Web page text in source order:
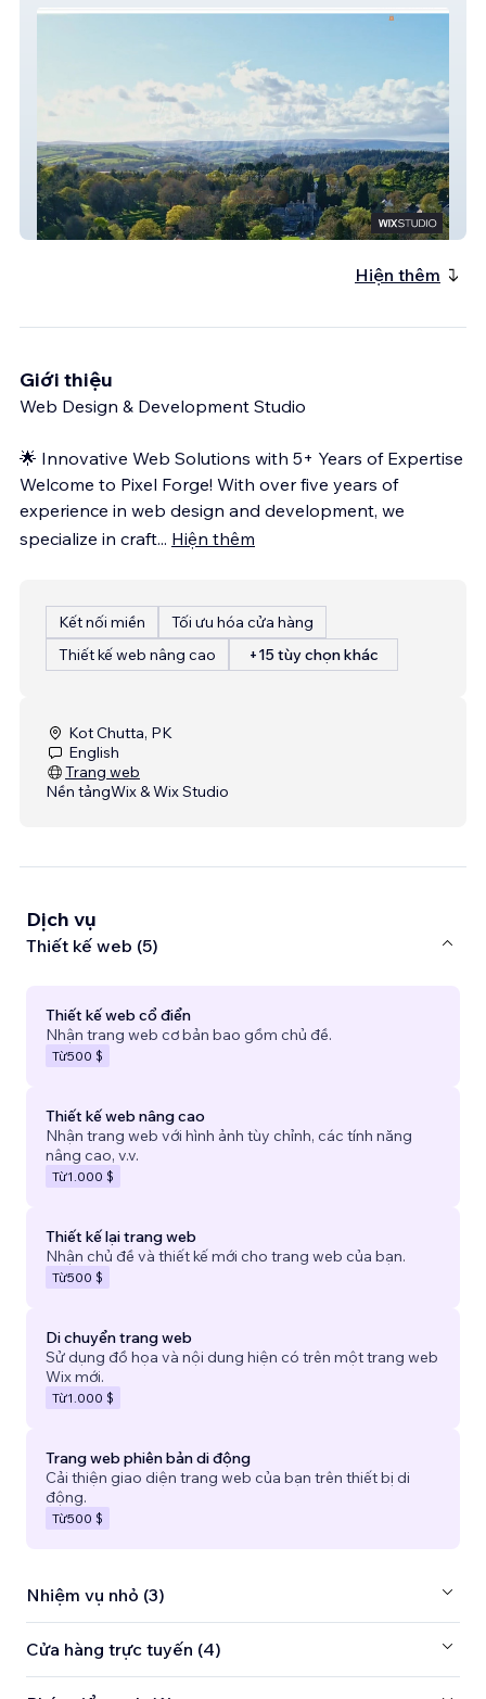
A Lovely Place
Hiện thêm
Giới thiệu
Web Design & Development Studio
🌟 Innovative Web Solutions with 5+ Years of Expertise
Welcome to Pixel Forge! With over five years of
experience in web design and development, we
specialize in craft... Hiện thêm
Kết nối miền
Tối ưu hóa cửa hàng
Thiết kế web nâng cao
+15 tùy chọn khác
Kot Chutta, PK
English
Trang web
Nền tảngWix & Wix Studio
Dịch vụ
Thiết kế web (5)
Thiết kế web cổ điển
Nhận trang web cơ bản bao gồm chủ đề.
Từ500 $
Thiết kế web nâng cao
Nhận trang web với hình ảnh tùy chỉnh, các tính năng
nâng cao, v.v.
Từ1.000 $
Thiết kế lại trang web
Nhận chủ đề và thiết kế mới cho trang web của bạn.
Từ500 $
Di chuyển trang web
Sử dụng đồ họa và nội dung hiện có trên một trang web
Wix mới.
Từ1.000 $
Trang web phiên bản di động
Cải thiện giao diện trang web của bạn trên thiết bị di
động.
Từ500 $
Nhiệm vụ nhỏ (3)
Cửa hàng trực tuyến (4)